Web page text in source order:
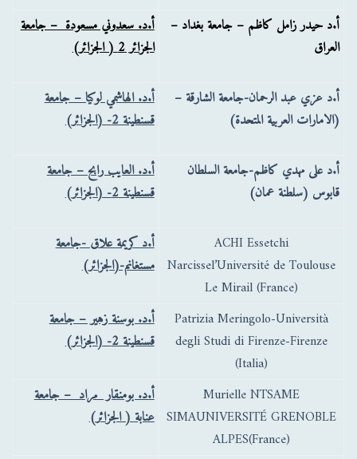
أ.د. سعدوني مسعودة – جامعة
الجزائر 2 ( الجزائر)
أ.د حيدر زامل كاظم – جامعة بغداد –
العراق
أ.د. الهاشمي لوكيا – جامعة
قسنطينة 2- (الجزائر)
أ.د عزي عبد الرحمان-جامعة الشارقة –
(الامارات العربية المتحدة)
أ.د. العايب رابح – جامعة
قسنطينة 2- (الجزائر)
أ.د على مهدي كاظم-جامعة السلطان
قابوس (سلطنة عمان)
أ.د كريمة علاق -جامعة
مستغانم-(الجزائر)
ACHI Essetchi
Narcissel’Université de Toulouse
Le Mirail (France)
أ.د. بوسنة زهير – جامعة
قسنطينة 2- (الجزائر)
Patrizia Meringolo-Università
degli Studi di Firenze-Firenze
(Italia)
أ.د. بومنقار مراد – جامعة
عنابة ( الجزائر)
Murielle NTSAME
SIMAUNIVERSITÉ GRENOBLE
ALPES(France)